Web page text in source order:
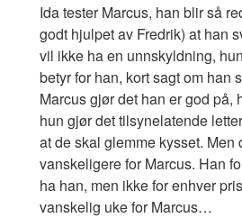
Ida tester Marcus, han blir så
godt hjulpet av Fredrik) at han
vil ikke ha en unnskyldning,
betyr for han, kort sagt om han
Marcus gjør det han er god på,
hun gjør det tilsynelatende
at de skal glemme kysset. Men
vanskeligere for Marcus. Han
ha han, men ikke for enhver
vanskelig uke for Marcus…